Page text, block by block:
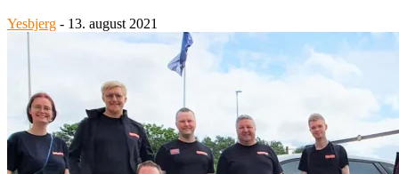
Yesbjerg - 13. august 2021